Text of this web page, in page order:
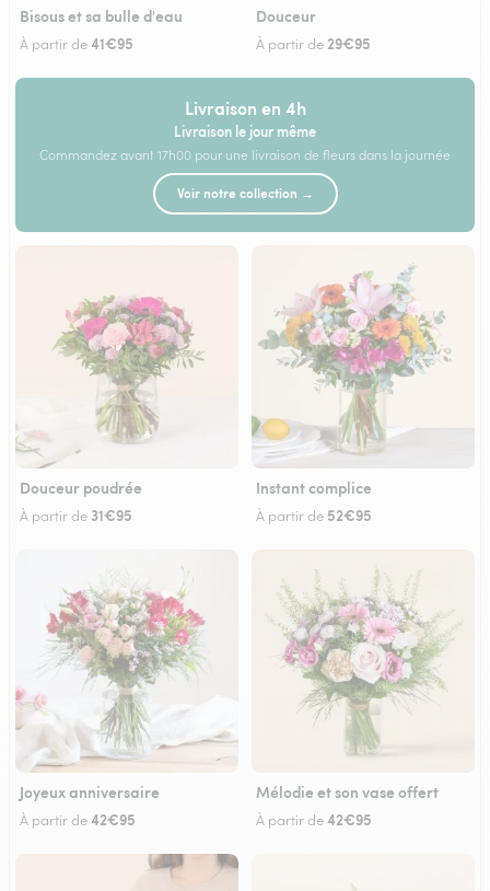
Bisous et sa bulle d'eau
À partir de41€95
Douceur
À partir de 29€95
Livraison en 4h
Livraison le jour même
Commandez avant 17h00 pour une livraison de fleurs dans la journée
Voir notre collection →
Douceur poudrée
À partir de 31€95
Instant complice
À partir de 52€95
Joyeux anniversaire
À partir de42€95
Mélodie et son vase offert
À partir de42€95